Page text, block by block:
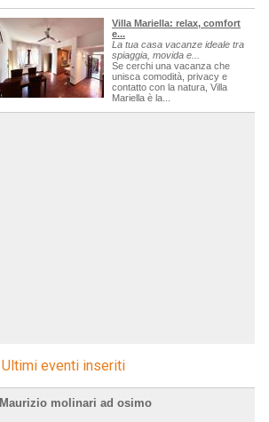
Villa Mariella: relax, comfort
e...
La tua casa vacanze ideale tra
spiaggia, movida e...
Se cerchi una vacanza che
unisca comodità, privacy e
contatto con la natura, Villa
Mariella è la...
Ultimi eventi inseriti
Maurizio molinari ad osimo